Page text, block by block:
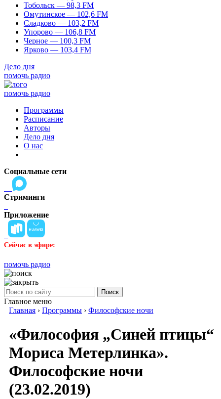
Тобольск — 98,3 FM
Омутинское — 102,6 FM
Сладково — 103,2 FM
Упорово — 106,8 FM
Черное — 100,3 FM
Ярково — 103,4 FM
Дело дня
помочь радио
помочь радио
Программы
Расписание
Авторы
Дело дня
О нас
Социальные сети
Стриминги
Приложение
Сейчас в эфире:
помочь радио
Поиск
Главное меню
Главная › Программы › Философские ночи
«Философия „Синей птицы“
Мориса Метерлинка».
Философские ночи
(23.02.2019)